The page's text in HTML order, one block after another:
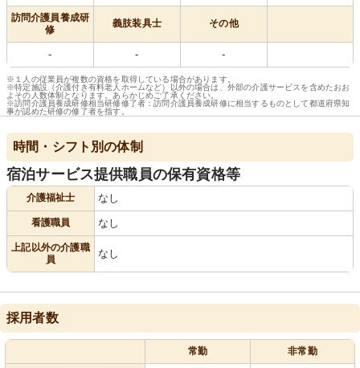
訪問介護員養成研
修
義肢装具士 その他
- - -
※１人の従業員が複数の資格を取得している場合があります。
※特定施設（介護付き有料老人ホームなど）以外の場合は、外部の介護サービスを含めたおお
よその人数体制となります。あらかじめご了承ください。
※訪問介護員養成研修相当研修修了者：訪問介護員養成研修に相当するものとして都道府県知
事が認めた研修の修了者を指す。
時間・シフト別の体制
宿泊サービス提供職員の保有資格等
介護福祉士 なし
看護職員 なし
上記以外の介護職
員
なし
採用者数
常勤 非常勤